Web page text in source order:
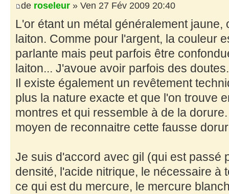
de roseleur » Ven 27 Fév 2009 20:40
L'or étant un métal généralement
laiton. Comme pour l'argent, la couleur
parlante mais peut parfois être
laiton... J'avoue avoir parfois des doutes.
Il existe également un revêtement
plus la nature exacte et que l'on trouve
montres et qui ressemble à de la
moyen de reconnaitre cette fausse
Je suis d'accord avec gil (qui est passé
densité, l'acide nitrique, le nécessaire à
ce qui est du mercure, le mercure